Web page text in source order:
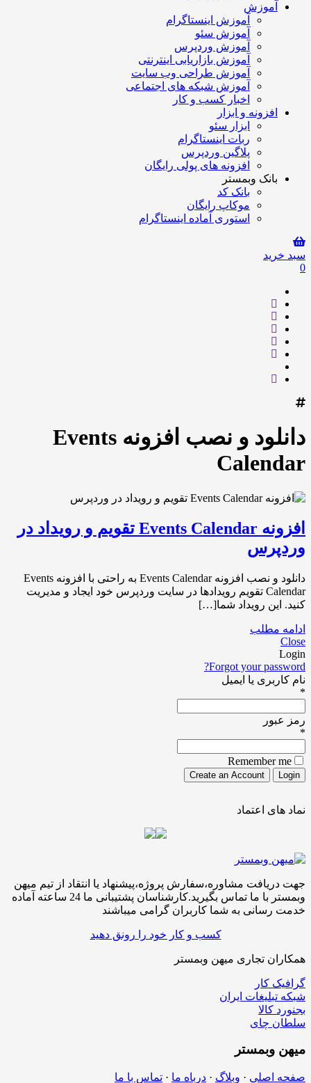
آموزش
آموزش اینستاگرام
آموزش سئو
آموزش وردپرس
آموزش بازاریابی اینترنتی
آموزش طراحی وب سایت
آموزش شبکه های اجتماعی
اخبار کسب و کار
افزونه و ابزار
ابزار سئو
ربات اینستاگرام
پلاگین وردپرس
افزونه های پولی رایگان
بانک وبمستر
بانک کد
موکاپ رایگان
استوری آماده اینستاگرام
سبد خرید
0
دانلود و نصب افزونه Events
Calendar
افزونه Events Calendar تقویم و رویداد در
وردپرس
دانلود و نصب افزونه Events Calendar به راحتی با افزونه Events
Calendar تقویم رویدادها در سایت وردپرس خود ایجاد و مدیریت
کنید. این رویداد شما[…]
ادامه مطلب
Close
Login
Forgot your password?
نام کاربری یا ایمیل
*
رمز عبور
*
Remember me
نماد های اعتماد
جهت دریافت مشاوره،سفارش پروژه،پیشنهاد یا انتقاد از تیم میهن
وبمستر با ما تماس بگیرید.کارشناسان پشتیبانی ما 24 ساعته آماده
خدمت رسانی به شما کاربران گرامی میباشند
کسب و کار خود را رونق دهید
همکاران تجاری میهن وبمستر
گرافیک کار
شبکه تبلیغات ایران
بجنورد کالا
سلطان چای
میهن وبمستر
صفحه اصلی · وبلاگ · درباه ما · تماس با ما